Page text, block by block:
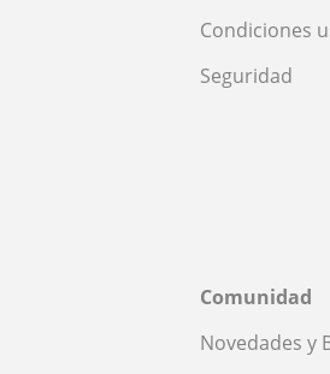
Condiciones
Seguridad
Comunidad
Novedades y